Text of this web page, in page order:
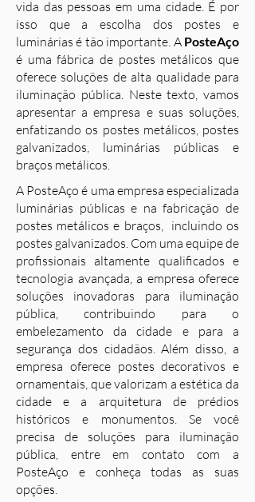
vida das pessoas em uma cidade. É por
isso que a escolha dos postes e
luminárias é tão importante. A PosteAço
é uma fábrica de postes metálicos que
oferece soluções de alta qualidade para
iluminação pública. Neste texto, vamos
apresentar a empresa e suas soluções,
enfatizando os postes metálicos, postes
galvanizados, luminárias públicas e
braços metálicos.
A PosteAço é uma empresa especializada
luminárias públicas e na fabricação de
postes metálicos e braços, incluindo os
postes galvanizados. Com uma equipe de
profissionais altamente qualificados e
tecnologia avançada, a empresa oferece
soluções inovadoras para iluminação
pública, contribuindo para o
embelezamento da cidade e para a
segurança dos cidadãos. Além disso, a
empresa oferece postes decorativos e
ornamentais, que valorizam a estética da
cidade e a arquitetura de prédios
históricos e monumentos. Se você
precisa de soluções para iluminação
pública, entre em contato com a
PosteAço e conheça todas as suas
opções.